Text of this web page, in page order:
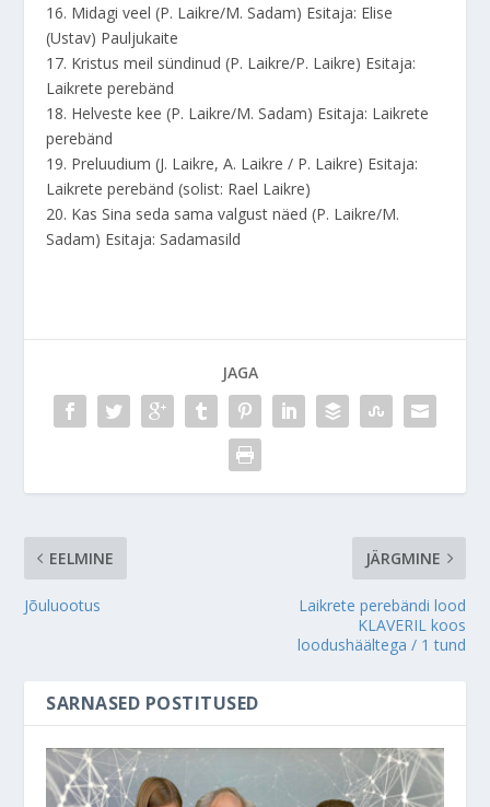
16. Midagi veel (P. Laikre/M. Sadam) Esitaja: Elise
(Ustav) Pauljukaite
17. Kristus meil sündinud (P. Laikre/P. Laikre) Esitaja:
Laikrete perebänd
18. Helveste kee (P. Laikre/M. Sadam) Esitaja: Laikrete
perebänd
19. Preluudium (J. Laikre, A. Laikre / P. Laikre) Esitaja:
Laikrete perebänd (solist: Rael Laikre)
20. Kas Sina seda sama valgust näed (P. Laikre/M.
Sadam) Esitaja: Sadamasild
JAGA
EELMINE
Jõuluootus
JÄRGMINE
Laikrete perebändi lood
KLAVERIL koos
loodushäältega / 1 tund
SARNASED POSTITUSED